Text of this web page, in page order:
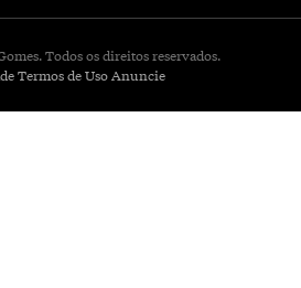
Todos os direitos reservados.
Termos de UsoAnuncie